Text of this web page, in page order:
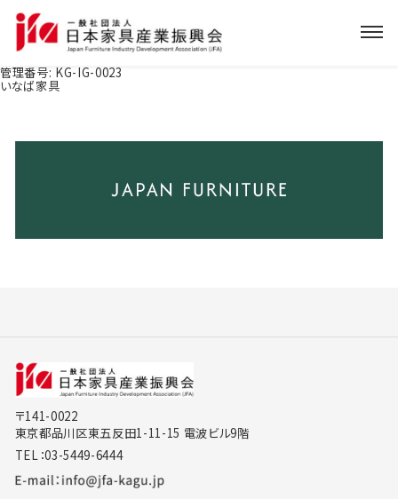
管理番号: KG-IG-0023
いなば家具
〒141-0022
東京都品川区東五反田1-11-15 電波ビル9階
TEL：03-5449-6444